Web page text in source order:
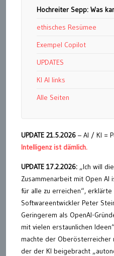
Hochreiter Sepp: Was
ethisches Resümee
Exempel Copilot
UPDATES
KI AI links
Alle Seiten
UPDATE 21.5.2026 – AI / KI =
Intelligenz ist dämlich.
UPDATE 17.2.2026: „Ich will
Zusammenarbeit mit Open
für alle zu erreichen“,
Softwareentwickler Peter
Geringerem als OpenAI-
mit vielen erstaunlichen
machte der Oberösterreicher
der der KI beigebracht